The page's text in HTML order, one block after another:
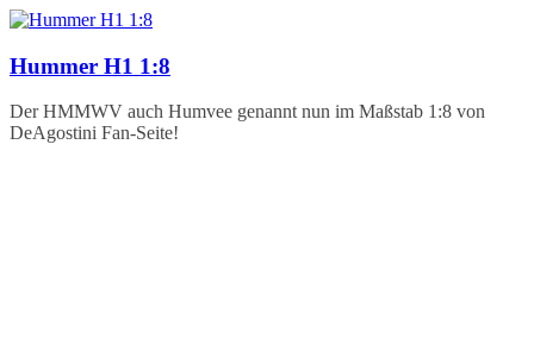
Zum
springen
Hummer H1 1:8
Der HMMWV auch Humvee genannt nun im Maßstab 1:8 von
DeAgostini Fan-Seite!